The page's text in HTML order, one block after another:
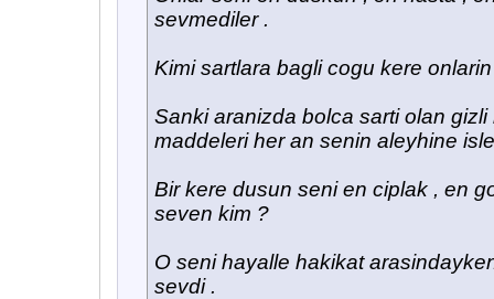
sevmediler .
Kimi sartlara bagli cogu kere
Sanki aranizda bolca sarti olan
maddeleri her an senin aleyhine
Bir kere dusun seni en ciplak , en
seven kim ?
O seni hayalle hakikat
sevdi .